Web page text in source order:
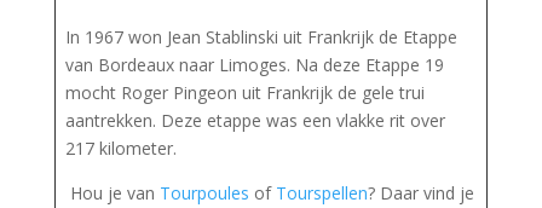
In 1967 won Jean Stablinski uit Frankrijk de Etappe
van Bordeaux naar Limoges. Na deze Etappe 19
mocht Roger Pingeon uit Frankrijk de gele trui
aantrekken. Deze etappe was een vlakke rit over
217 kilometer.
Hou je van Tourpoules of Tourspellen? Daar vind je